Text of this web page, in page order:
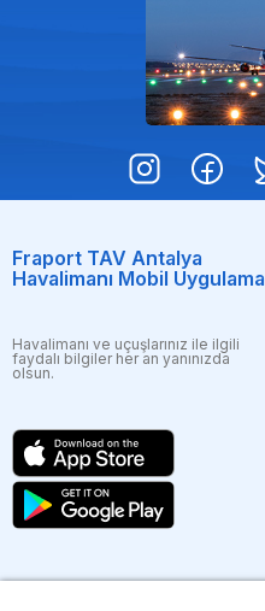
Fraport TAV Antalya
Havalimanı Mobil Uygulama
Havalimanı ve uçuşlarınız ile ilgili
faydalı bilgiler her an yanınızda
olsun.